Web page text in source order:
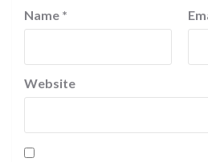
Name *
Website